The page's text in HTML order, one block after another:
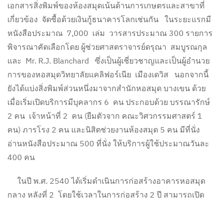
เอกสารสิ่งพิมพ์ของห้องสมุดเน้นด้านการเกษตรและสาขาที่
เกี่ยวข้อง จัดซื้อด้วยเงินกู้ธนาคารโลกเช่นกัน ในระยะแรกมี
หนังสือประมาณ 7,000 เล่ม วารสารประมาณ 300 รายการ
พิจารณาคัดเลือกโดย ผู้ช่วยศาสตราจารย์ดรุณา สมบูรณกุล
และ Mr. R.J. Blanchard ซึ่งเป็นผู้เชี่ยวชาญและเป็นผู้อำนวย
การของหอสมุดวิทยาลัยแคลิฟอร์เนีย เมืองเดวิส นอกจากนี้
ยังได้แบ่งสิ่งพิมพ์ส่วนหนึ่งมาจากสำนักหอสมุด บางเขน ด้วย
เมื่อเริ่มเปิดบริการมีบุคลากร 6 คน ประกอบด้วย บรรณารักษ์
2 คน เจ้าหน้าที่ 2 คน (ยืมตัวจาก คณะวิศวกรรมศาสตร์ 1
คน) ภารโรง 2 คน และนิสิตช่วยงานห้องสมุด 5 คน มีที่นั่ง
อ่านหนังสือประมาณ 500 ที่นั่ง ให้บริการผู้ใช้ประมาณวันละ
400 คน
ในปี พ.ศ. 2540 ได้เริ่มดำเนินการก่อสร้างอาคารหอสมุด
กลาง หลังที่ 2 โดยใช้เวลาในการก่อสร้าง 2 ปี สามารถเปิด